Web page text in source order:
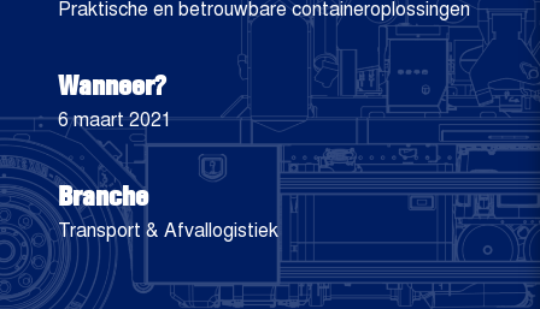
Praktische en betrouwbare containeroplossingen
Wanneer?
6 maart 2021
Branche
Transport & Afvallogistiek